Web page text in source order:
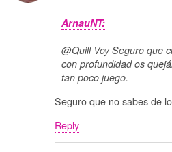
ArnauNT:
@Quill Voy Seguro que
con profundidad os
tan poco juego.
Seguro que no sabes de
Reply